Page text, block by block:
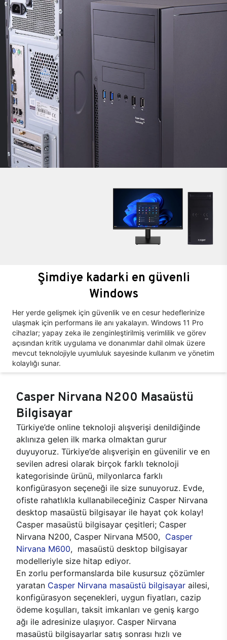
Şimdiye kadarki en güvenli
Windows
Her yerde gelişmek için güvenlik ve en cesur hedeflerinize
ulaşmak için performans ile anı yakalayın. Windows 11 Pro
cihazlar; yapay zeka ile zenginleştirilmiş verimlilik ve görev
açısından kritik uygulama ve donanımlar dahil olmak üzere
mevcut teknolojiyle uyumluluk sayesinde kullanım ve yönetim
kolaylığı sunar.
Casper Nirvana N200 Masaüstü
Bilgisayar
Türkiye’de online teknoloji alışverişi denildiğinde
aklınıza gelen ilk marka olmaktan gurur
duyuyoruz. Türkiye’de alışverişin en güvenilir ve en
sevilen adresi olarak birçok farklı teknoloji
kategorisinde ürünü, milyonlarca farklı
konfigürasyon seçeneği ile size sunuyoruz. Evde,
ofiste rahatlıkla kullanabileceğiniz Casper Nirvana
desktop masaüstü bilgisayar ile hayat çok kolay!
Casper masaüstü bilgisayar çeşitleri; Casper
Nirvana N200, Casper Nirvana M500, Casper
Nirvana M600, masaüstü desktop bilgisayar
modelleriyle size hitap ediyor.
En zorlu performanslarda bile kusursuz çözümler
yaratan Casper Nirvana masaüstü bilgisayar ailesi,
konfigürasyon seçenekleri, uygun fiyatları, cazip
ödeme koşulları, taksit imkanları ve geniş kargo
ağı ile adresinize ulaşıyor. Casper Nirvana
masaüstü bilgisayarlar satış sonrası hızlı ve